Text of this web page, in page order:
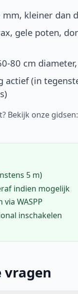
kleiner dan
gele poten,
80 cm
actief (in
Bekijk onze gidsen:
5 m)
indien mogelijk
WASPP
inschakelen
vragen